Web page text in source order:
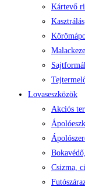
Kártevő
Kasztrálás
Lovaseszközök
Akciós
Csizma,